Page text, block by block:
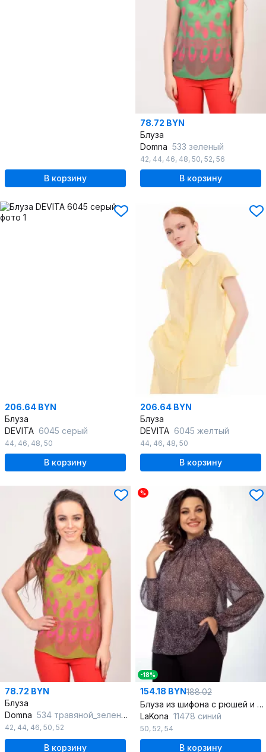
В корзину
78.72 BYN
Блуза
Domna 533 зеленый
42, 44, 46, 48, 50, 52, 56
В корзину
206.64 BYN
Блуза
DEVITA 6045 серый
44, 46, 48, 50
В корзину
206.64 BYN
Блуза
DEVITA 6045 желтый
44, 46, 48, 50
В корзину
78.72 BYN
Блуза
Domna 534 травяной_зеленый
42, 44, 46, 50, 52
В корзину
%
-18%
154.18 BYN188.02
Блуза из шифона с рюшей и сборками
LaKona 11478 синий
50, 52, 54
В корзину